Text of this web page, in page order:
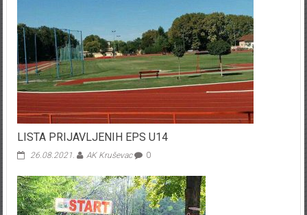
LISTA PRIJAVLJENIH EPS U14
26.08.2021. AK Kruševac 0